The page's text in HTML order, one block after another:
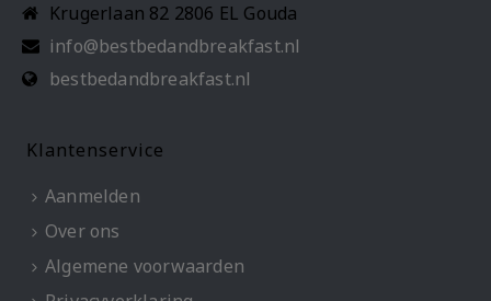
Krugerlaan 82 2806 EL Gouda
info@bestbedandbreakfast.nl
bestbedandbreakfast.nl
Klantenservice
Aanmelden
Over ons
Algemene voorwaarden